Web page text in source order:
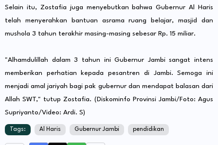
Selain itu, Zostafia juga menyebutkan bahwa Gubernur Al Haris
telah menyerahkan bantuan asrama ruang belajar, masjid dan
mushola 3 tahun terakhir masing-masing sebesar Rp. 15 miliar.
"Alhamdulillah dalam 3 tahun ini Gubernur Jambi sangat intens
memberikan perhatian kepada pesantren di Jambi. Semoga ini
menjadi amal jariyah bagi pak gubernur dan mendapat balasan dari
Allah SWT," tutup Zostafia. (Diskominfo Provinsi Jambi/Foto: Agus
Supriyanto/Video: Ardi. S)
Tags: Al Haris Gubernur Jambi pendidikan